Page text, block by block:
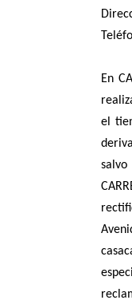
En
el
salvo